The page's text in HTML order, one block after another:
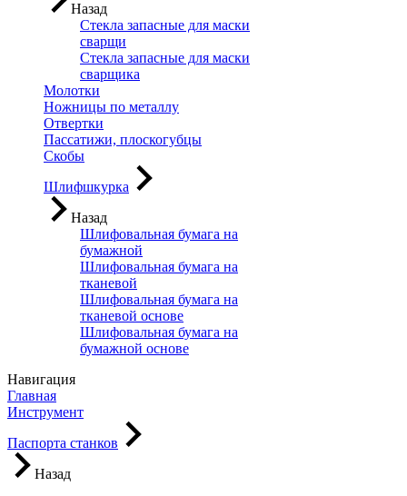
Назад
Стекла запасные для маски
сварщи
Стекла запасные для маски
сварщика
Молотки
Ножницы по металлу
Отвертки
Пассатижи, плоскогубцы
Скобы
Шлифшкурка
Назад
Шлифовальная бумага на
бумажной
Шлифовальная бумага на
тканевой
Шлифовальная бумага на
тканевой основе
Шлифовальная бумага на
бумажной основе
Навигация
Главная
Инструмент
Паспорта станков
Назад